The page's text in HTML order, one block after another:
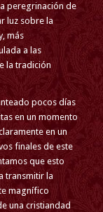
peregrinación de
luz sobre la
más
a las
la tradición
pocos días
en un momento
en un
finales de este
que esto
transmitir la
magnífico
una cristiandad